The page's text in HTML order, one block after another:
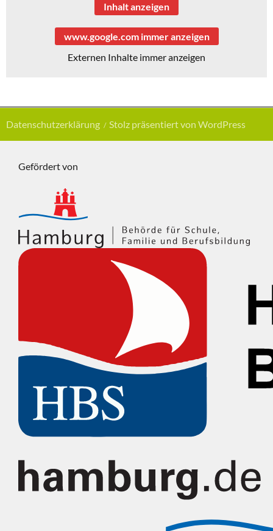
Inhalt anzeigen
www.google.com immer anzeigen
Externen Inhalte immer anzeigen
Datenschutzerklärung Stolz präsentiert von WordPress
Gefördert von